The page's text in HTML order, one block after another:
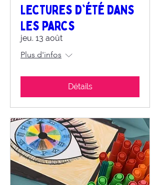
Lectures d'été dans
les parcs
jeu. 13 août
Plus d'infos
Détails